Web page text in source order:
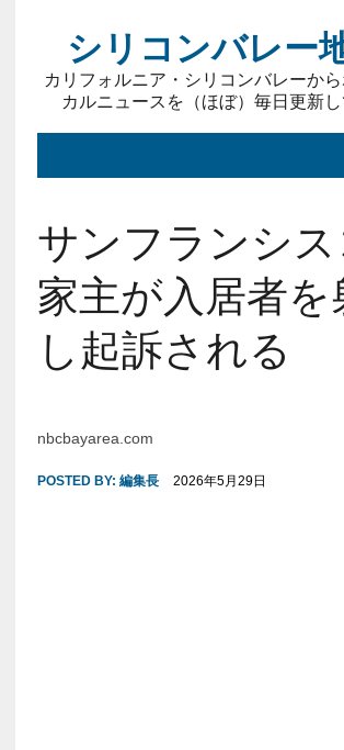
シリコンバレー
カリフォルニア・シリコンバレーか
カルニュースを（ほぼ）毎日更新し
サンフランシ
家主が入居者を
し起訴される
nbcbayarea.com
POSTED BY: 編集長 2026年5月29日